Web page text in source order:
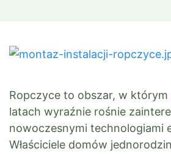
Ropczyce to obszar, w
latach wyraźnie rośnie
nowoczesnymi technologiami
Właściciele domów